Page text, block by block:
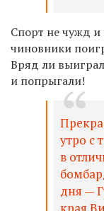
Спорт не чужд
чиновники
Вряд ли
и попрыгали!
утро с
в
дня —
края